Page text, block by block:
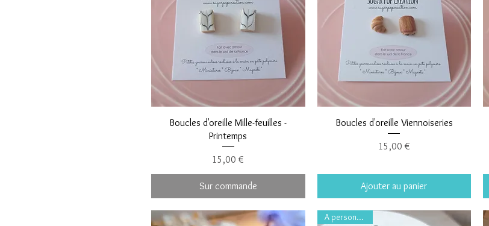
Boucles d'oreille Mille-feuilles -
Printemps
Prix
15,00 €
Sur commande
Boucles d'oreille Viennoiseries
Prix
15,00 €
Ajouter au panier
A personnaliser